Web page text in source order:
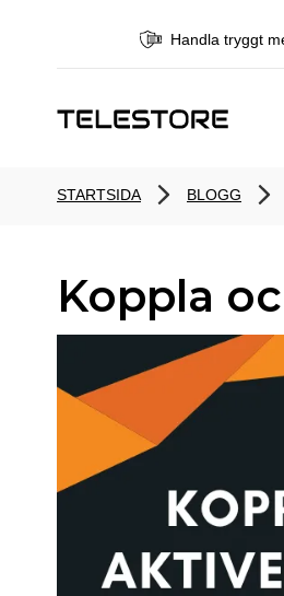
Handla tryggt
STARTSIDA BLOGG
Koppla